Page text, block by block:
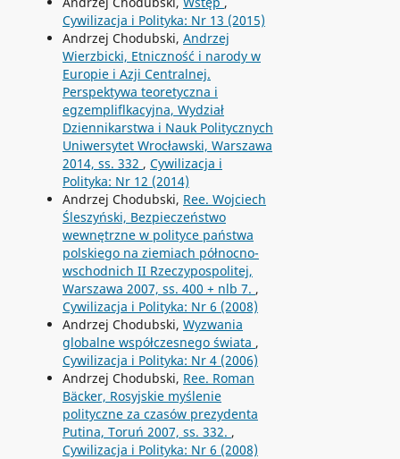
Cywilizacja i Polityka: Nr 13 (2015)
Andrzej Chodubski, Andrzej
Wierzbicki, Etniczność i narody w
Europie i Azji Centralnej.
Perspektywa teoretyczna i
egzempliflkacyjna, Wydział
Dziennikarstwa i Nauk Politycznych
Uniwersytet Wrocławski, Warszawa
2014, ss. 332 , Cywilizacja i
Polityka: Nr 12 (2014)
Andrzej Chodubski, Ree. Wojciech
Śleszyński, Bezpieczeństwo
wewnętrzne w polityce państwa
polskiego na ziemiach północno-
wschodnich II Rzeczypospolitej,
Warszawa 2007, ss. 400 + nlb 7. ,
Cywilizacja i Polityka: Nr 6 (2008)
Andrzej Chodubski, Wyzwania
globalne współczesnego świata ,
Cywilizacja i Polityka: Nr 4 (2006)
Andrzej Chodubski, Ree. Roman
Bäcker, Rosyjskie myślenie
polityczne za czasów prezydenta
Putina, Toruń 2007, ss. 332. ,
Cywilizacja i Polityka: Nr 6 (2008)